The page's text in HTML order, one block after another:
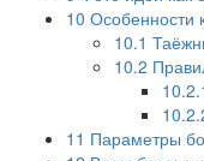
10 Особенности
10.1
10.2
11 Параметры